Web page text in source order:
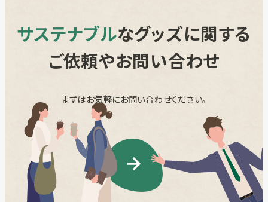
サステナブルなグッズに関する
ご依頼やお問い合わせ
まずはお気軽にお問い合わせください。